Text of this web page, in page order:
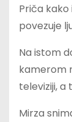
Priča
povezuje
Na istom
kamerom
televiziji, a
Mirza